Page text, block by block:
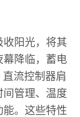
收阳光，将其
幕降临，蓄电
流控制器肩
管理、温度
。这些特性